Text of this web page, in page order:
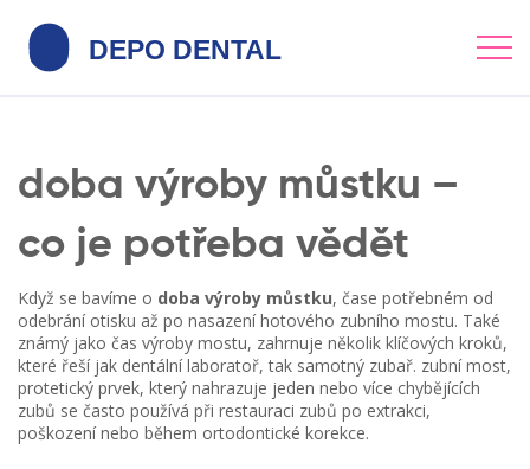
doba výroby můstku –
co je potřeba vědět
Když se bavíme o doba výroby můstku, čase potřebném od
odebrání otisku až po nasazení hotového zubního mostu. Také
známý jako čas výroby mostu, zahrnuje několik klíčových kroků,
které řeší jak dentální laboratoř, tak samotný zubař. zubní most,
protetický prvek, který nahrazuje jeden nebo více chybějících
zubů se často používá při restauraci zubů po extrakci,
poškození nebo během ortodontické korekce.